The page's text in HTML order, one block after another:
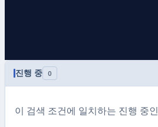
진행 중 0
이 검색 조건에 일치하는 진행 중